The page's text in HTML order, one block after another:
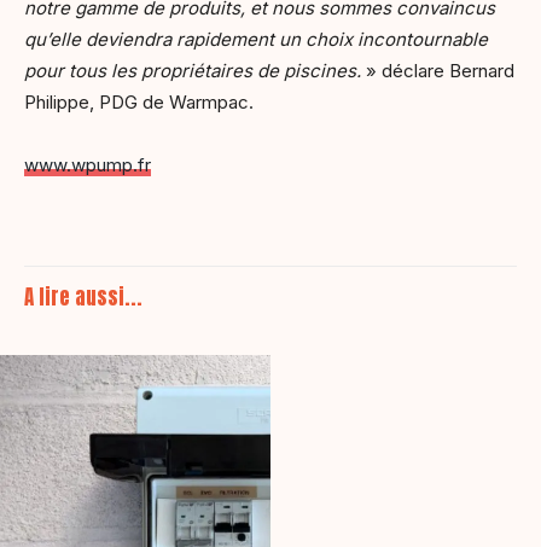
notre gamme de produits, et nous sommes convaincus
qu’elle deviendra rapidement un choix incontournable
pour tous les propriétaires de piscines. » déclare Bernard
Philippe, PDG de Warmpac.
www.wpump.fr
A lire aussi...